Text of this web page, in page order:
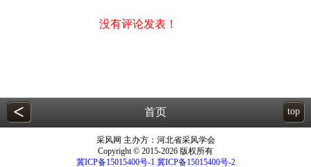
没有评论发表！
首页
< top
采风网 主办方：河北省采风学会
Copyright © 2015-2026 版权所有
冀ICP备15015400号-1 冀ICP备15015400号-2